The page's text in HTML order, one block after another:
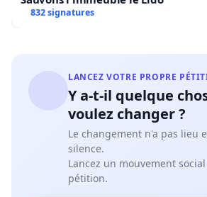
832 signatures
LANCEZ VOTRE PROPRE
Y a-t-il quelque
voulez changer ?
Le changement n'a pas lieu
silence.
Lancez un mouvement
pétition.